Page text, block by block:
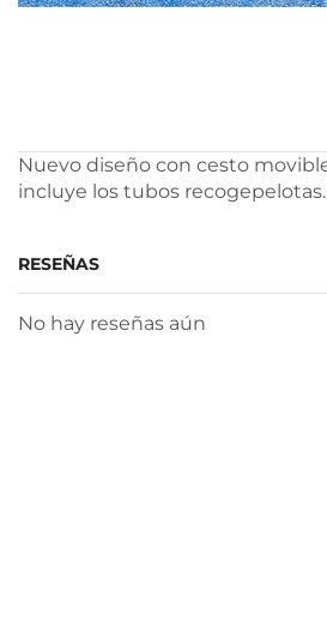
Nuevo diseño con cesto
incluye los tubos
RESEÑAS
No hay reseñas aún